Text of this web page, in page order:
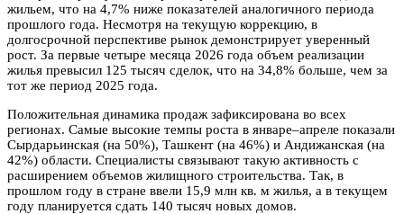
жильем, что на 4,7% ниже показателей аналогичного периода
прошлого года. Несмотря на текущую коррекцию, в
долгосрочной перспективе рынок демонстрирует уверенный
рост. За первые четыре месяца 2026 года объем реализации
жилья превысил 125 тысяч сделок, что на 34,8% больше, чем за
тот же период 2025 года.
Положительная динамика продаж зафиксирована во всех
регионах. Самые высокие темпы роста в январе–апреле показали
Сырдарьинская (на 50%), Ташкент (на 46%) и Андижанская (на
42%) области. Специалисты связывают такую активность с
расширением объемов жилищного строительства. Так, в
прошлом году в стране ввели 15,9 млн кв. м жилья, а в текущем
году планируется сдать 140 тысяч новых домов.